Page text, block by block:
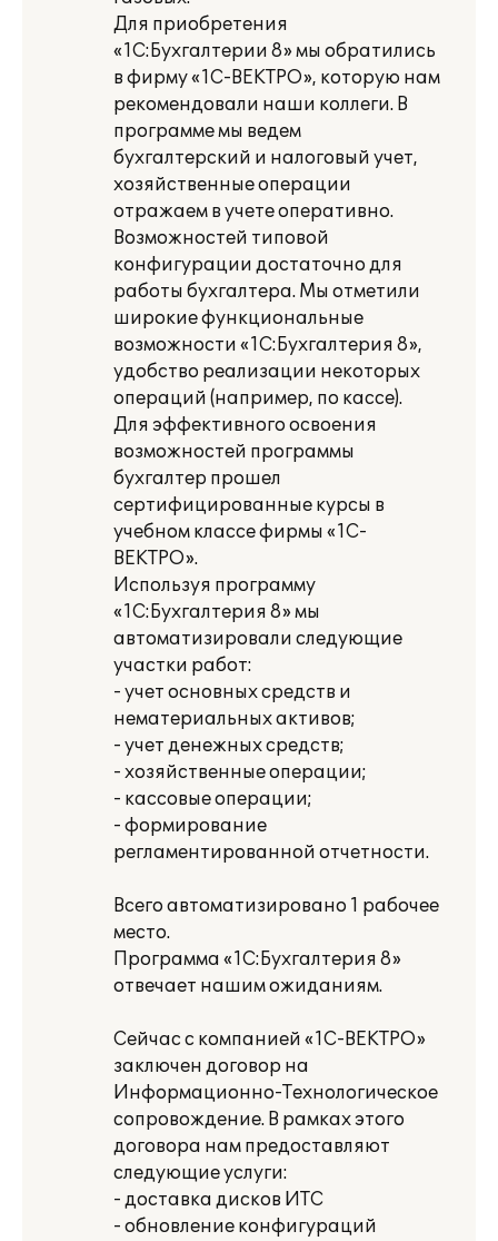
Для приобретения
«1С:Бухгалтерии 8» мы обратились
в фирму «1С-ВЕКТРО», которую нам
рекомендовали наши коллеги. В
программе мы ведем
бухгалтерский и налоговый учет,
хозяйственные операции
отражаем в учете оперативно.
Возможностей типовой
конфигурации достаточно для
работы бухгалтера. Мы отметили
широкие функциональные
возможности «1С:Бухгалтерия 8»,
удобство реализации некоторых
операций (например, по кассе).
Для эффективного освоения
возможностей программы
бухгалтер прошел
сертифицированные курсы в
учебном классе фирмы «1С-
ВЕКТРО».
Используя программу
«1С:Бухгалтерия 8» мы
автоматизировали следующие
участки работ:
- учет основных средств и
нематериальных активов;
- учет денежных средств;
- хозяйственные операции;
- кассовые операции;
- формирование
регламентированной отчетности.
Всего автоматизировано 1 рабочее
место.
Программа «1С:Бухгалтерия 8»
отвечает нашим ожиданиям.
Сейчас с компанией «1С-ВЕКТРО»
заключен договор на
Информационно-Технологическое
сопровождение. В рамках этого
договора нам предоставляют
следующие услуги:
- доставка дисков ИТС
- обновление конфигураций